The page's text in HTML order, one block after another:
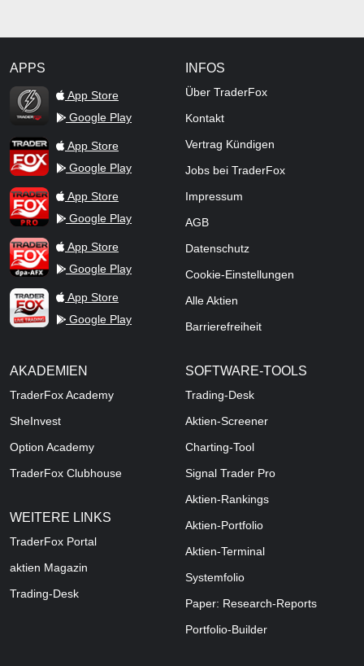
APPS
TraderFox Flash
App Store
Google Play
TraderFox AppApp Store
Google Play
TraderFox ProApp Store
Google Play
TraderFox dpa-AFX ProFeed
App Store
Google Play
TraderFox Live Trading
App Store
Google Play
INFOS
Über TraderFox
Kontakt
Vertrag Kündigen
Jobs bei TraderFox
Impressum
AGB
Datenschutz
Cookie-Einstellungen
Alle Aktien
Barrierefreiheit
AKADEMIEN
TraderFox Academy
SheInvest
Option Academy
TraderFox Clubhouse
WEITERE LINKS
TraderFox Portal
aktien Magazin
Trading-Desk
SOFTWARE-TOOLS
Trading-Desk
Aktien-Screener
Charting-Tool
Signal Trader Pro
Aktien-Rankings
Aktien-Portfolio
Aktien-Terminal
Systemfolio
Paper: Research-Reports
Portfolio-Builder